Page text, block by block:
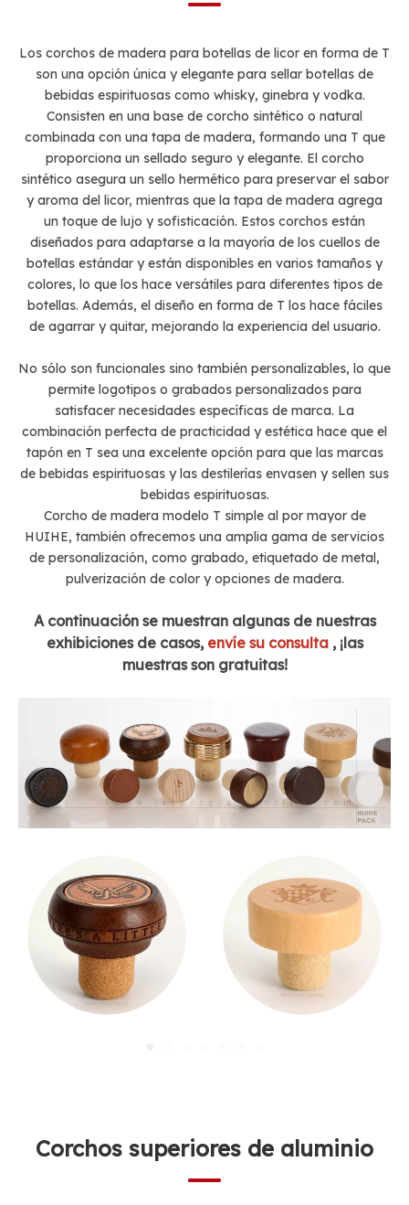
Los corchos de madera para botellas de licor en forma de T
son una opción única y elegante para sellar botellas de
bebidas espirituosas como whisky, ginebra y vodka.
Consisten en una base de corcho sintético o natural
combinada con una tapa de madera, formando una T que
proporciona un sellado seguro y elegante. El corcho
sintético asegura un sello hermético para preservar el sabor
y aroma del licor, mientras que la tapa de madera agrega
un toque de lujo y sofisticación. Estos corchos están
diseñados para adaptarse a la mayoría de los cuellos de
botellas estándar y están disponibles en varios tamaños y
colores, lo que los hace versátiles para diferentes tipos de
botellas. Además, el diseño en forma de T los hace fáciles
de agarrar y quitar, mejorando la experiencia del usuario.
No sólo son funcionales sino también personalizables, lo que
permite logotipos o grabados personalizados para
satisfacer necesidades específicas de marca. La
combinación perfecta de practicidad y estética hace que el
tapón en T sea una excelente opción para que las marcas
de bebidas espirituosas y las destilerías envasen y sellen sus
bebidas espirituosas.
Corcho de madera modelo T simple al por mayor de
HUIHE, también ofrecemos una amplia gama de servicios
de personalización, como grabado, etiquetado de metal,
pulverización de color y opciones de madera.
A continuación se muestran algunas de nuestras
exhibiciones de casos, envíe su consulta , ¡las
muestras son gratuitas!
Corchos superiores de aluminio